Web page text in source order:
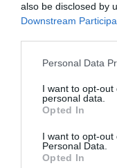
also be disclosed by
Downstream
Please note that this
not limited to your
grant or deny
use your data for
consent section.
Personal Data
I want to opt-
personal data.
Opted In
I want to opt-out
Personal Data.
Opted In
και τη χρήση των
μπορείς να
έχει
καλοκαίρι του
σχεδιασμός για
να υλοποιηθούν